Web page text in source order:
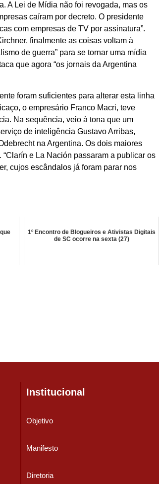
A Lei de Mídia não foi revogada, mas os
caíram por decreto. O presidente
com empresas de TV por assinatura”.
finalmente as coisas voltam à
de guerra” para se tornar uma mídia
que agora “os jornais da Argentina
foram suficientes para alterar esta linha
o empresário Franco Macri, teve
Na sequência, veio à tona que um
de inteligência Gustavo Arribas,
na Argentina. Os dois maiores
e La Nación passaram a publicar os
cujos escândalos já foram parar nos
1º Encontro de Blogueiros e Ativistas Digitais
de SC ocorre na sexta (27)
Institucional
Objetivo
Manifesto
Diretoria